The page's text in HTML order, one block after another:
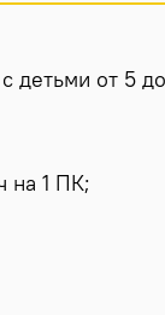
детьми от 5
на 1 ПК;